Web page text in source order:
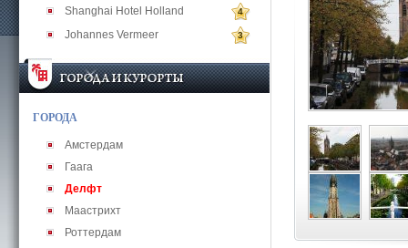
Shanghai Hotel Holland 4
Johannes Vermeer 3
ГОРОДА
Амстердам
Гаага
Делфт
Маастрихт
Роттердам